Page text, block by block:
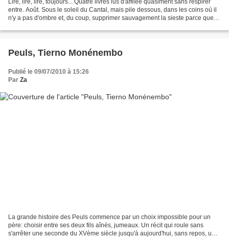
Lire, lire, lire, toujours... Quatre livres lus d'affilée quasiment sans respirer
entre. Août. Sous le soleil du Cantal, mais pile dessous, dans les coins où il
n'y a pas d'ombre et, du coup, supprimer sauvagement la sieste parce que
Peuls, Tierno Monénembo
Publié le 09/07/2010 à 15:26
Par Za
La grande histoire des Peuls commence par un choix impossible pour un
père: choisir entre ses deux fils aînés, jumeaux. Un récit qui roule sans
s'arrêter une seconde du XVème siècle jusqu'à aujourd'hui, sans repos, une